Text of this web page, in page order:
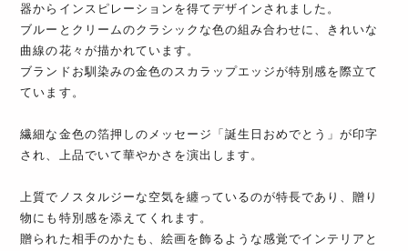
器からインスピレーションを得てデザインされました。
ブルーとクリームのクラシックな色の組み合わせに、きれいな
曲線の花々が描かれています。
ブランドお馴染みの金色のスカラップエッジが特別感を際立て
ています。
繊細な金色の箔押しのメッセージ「誕生日おめでとう」が印字
され、上品でいて華やかさを演出します。
上質でノスタルジーな空気を纏っているのが特長であり、贈り
物にも特別感を添えてくれます。
贈られた相手のかたも、絵画を飾るような感覚でインテリアと